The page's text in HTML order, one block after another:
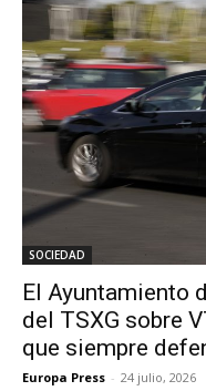
SOCIEDAD
El Ayuntamiento
del TSXG sobre
que siempre
Europa Press - 24 julio, 2026